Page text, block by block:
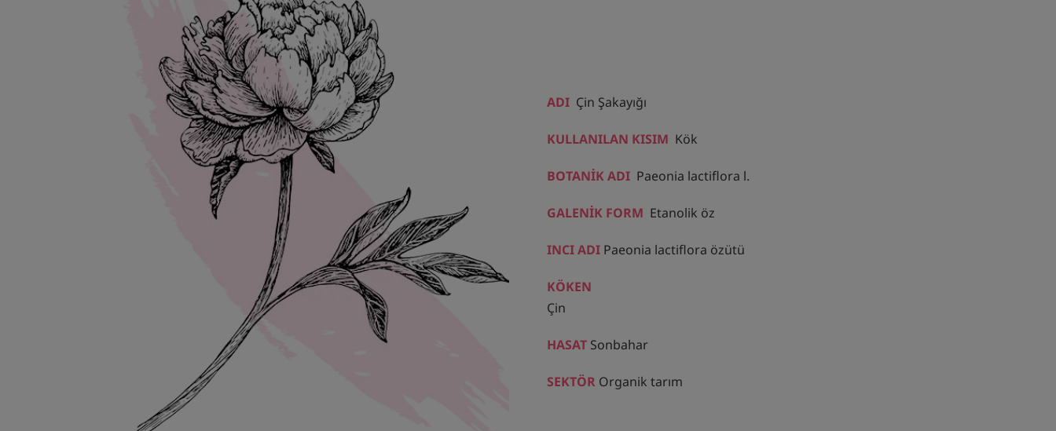
ADI Çin Şakayığı
KULLANILAN KISIM Kök
BOTANİK ADI Paeonia lactiflora l.
GALENİK FORM Etanolik öz
INCI ADI Paeonia lactiflora özütü
KÖKEN
Çin
HASAT Sonbahar
SEKTÖR Organik tarım